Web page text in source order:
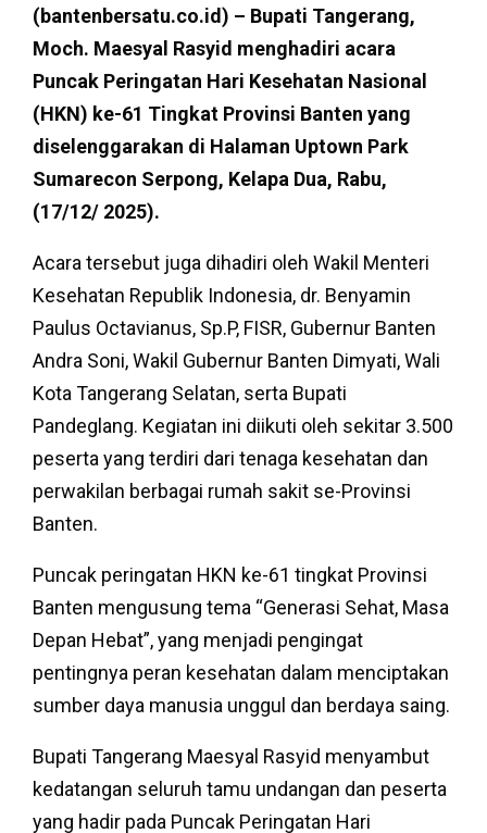
(bantenbersatu.co.id) – Bupati Tangerang,
Moch. Maesyal Rasyid menghadiri acara
Puncak Peringatan Hari Kesehatan Nasional
(HKN) ke-61 Tingkat Provinsi Banten yang
diselenggarakan di Halaman Uptown Park
Sumarecon Serpong, Kelapa Dua, Rabu,
(17/12/ 2025).
Acara tersebut juga dihadiri oleh Wakil Menteri
Kesehatan Republik Indonesia, dr. Benyamin
Paulus Octavianus, Sp.P, FISR, Gubernur Banten
Andra Soni, Wakil Gubernur Banten Dimyati, Wali
Kota Tangerang Selatan, serta Bupati
Pandeglang. Kegiatan ini diikuti oleh sekitar 3.500
peserta yang terdiri dari tenaga kesehatan dan
perwakilan berbagai rumah sakit se-Provinsi
Banten.
Puncak peringatan HKN ke-61 tingkat Provinsi
Banten mengusung tema “Generasi Sehat, Masa
Depan Hebat”, yang menjadi pengingat
pentingnya peran kesehatan dalam menciptakan
sumber daya manusia unggul dan berdaya saing.
Bupati Tangerang Maesyal Rasyid menyambut
kedatangan seluruh tamu undangan dan peserta
yang hadir pada Puncak Peringatan Hari